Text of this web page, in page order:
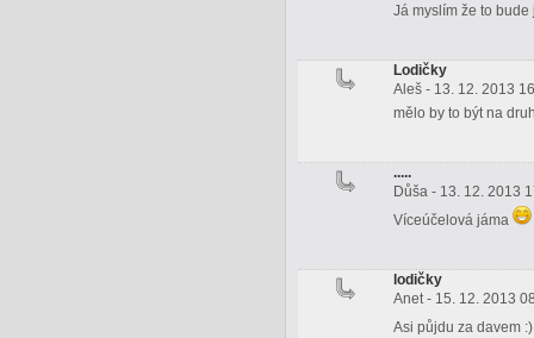
Já myslím že to
Lodičky
Aleš - 13. 12. 2013
mělo by to být na
.....
Důša - 13. 12. 2013
Víceúčelová jáma
lodičky
Anet - 15. 12. 2013
Asi půjdu za davem